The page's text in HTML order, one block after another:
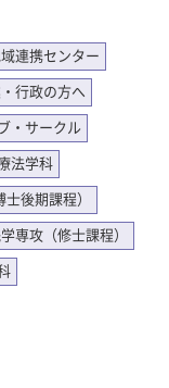
連携センター
行政の方へ
・サークル
法学科
後期課程）
専攻（修士課程）